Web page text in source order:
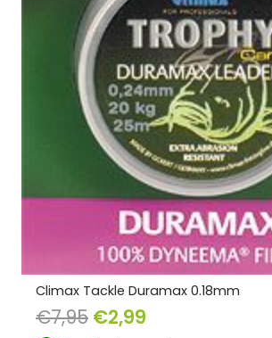
Climax Tackle Duramax 0.18mm
€7,95 €2,99